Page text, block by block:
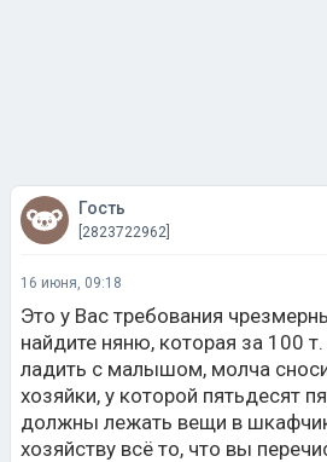
Гость
[2823722962]
16 июня, 09:18
Это у Вас требования
найдите няню, которая за 100
ладить с малышом, молча
хозяйки, у которой пятьдесят
должны лежать вещи в
хозяйству всё то, что вы